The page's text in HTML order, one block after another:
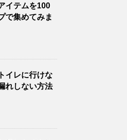
イテムを100
で集めてみま
イレに行けな
れしない方法